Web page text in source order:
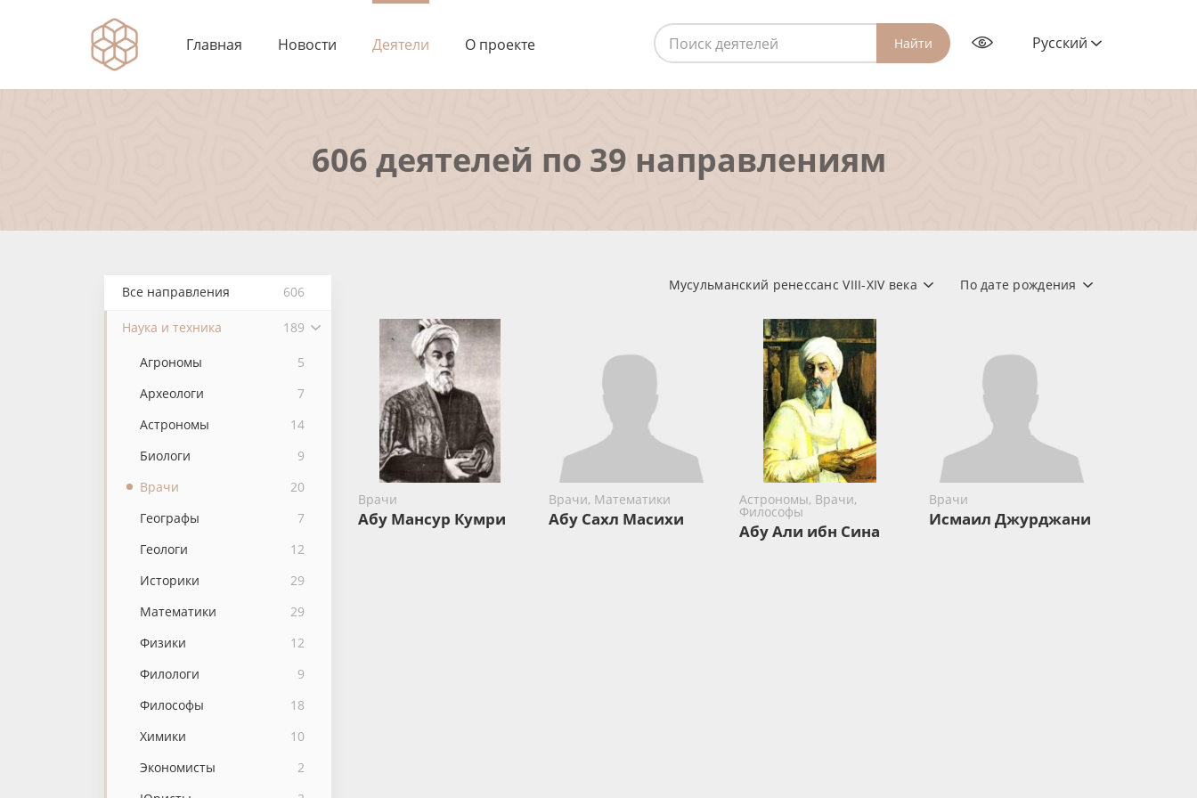
Главная Новости Деятели О проекте Найти Русский
606 деятелей по 39 направлениям
Все направления 606
Наука и техника 189
Агрономы
5
Археологи
7
Астрономы
14
Биологи
9
Врачи
20
Географы
7
Геологи
12
Историки
29
Математики
29
Физики
12
Филологи
9
Философы
18
Химики
10
Экономисты
2
По дате рождения
Мусульманский ренессанс VIII-XIV века
Врачи
Абу Мансур Кумри
Врачи, Математики
Абу Сахл Масихи
Астрономы, Врачи,
Философы
Абу Али ибн Сина
Врачи
Исмаил Джурджани